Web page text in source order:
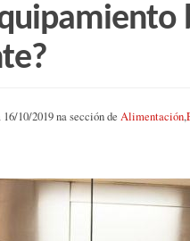
16/10/2019 na sección de Alimentación,